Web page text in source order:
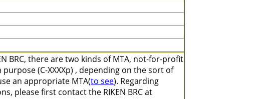
BRC, there are two kinds of MTA, not-for-profit
(C-XXXXp) , depending on the sort of
an appropriate MTA(to see). Regarding
please first contact the RIKEN BRC at